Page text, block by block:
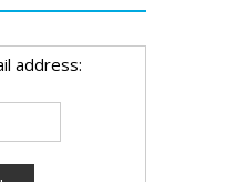
address: